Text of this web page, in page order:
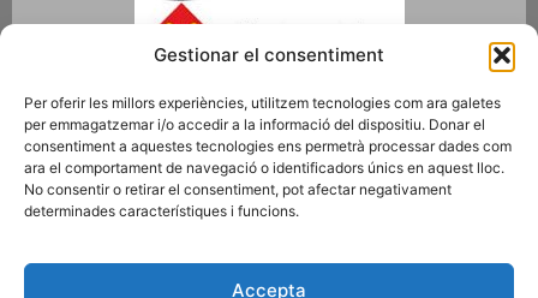
Gestionar el consentiment
Per oferir les millors experiències, utilitzem tecnologies com ara galetes
per emmagatzemar i/o accedir a la informació del dispositiu. Donar el
consentiment a aquestes tecnologies ens permetrà processar dades com
ara el comportament de navegació o identificadors únics en aquest lloc.
No consentir o retirar el consentiment, pot afectar negativament
determinades característiques i funcions.
Accepta
Membres de:
Fes-te Soci